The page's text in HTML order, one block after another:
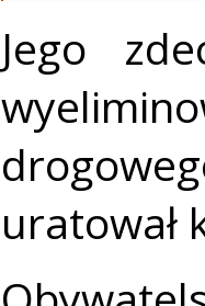
Jego
uratował